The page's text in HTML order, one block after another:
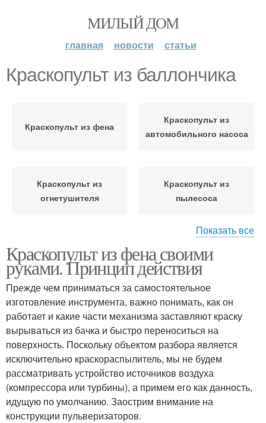
МИЛЫЙ ДОМ
главная новости статьи
Краскопульт из баллончика
Краскопульт из фена
Краскопульт из
автомобильного насоса
Краскопульт из
огнетушителя
Краскопульт из
пылесоса
краскопульт
краскопульт
Вариант из
аэрозольного
баллончика
Краскопульт для
водоэмульсионной
краски
Показать все
Краскопульт из фена своими
руками. Принцип действия
Прежде чем приниматься за самостоятельное
изготовление инструмента, важно понимать, как он
работает и какие части механизма заставляют краску
вырываться из бачка и быстро переноситься на
поверхность. Поскольку объектом разбора является
исключительно краскораспылитель, мы не будем
рассматривать устройство источников воздуха
(компрессора или турбины), а примем его как данность,
идущую по умолчанию. Заострим внимание на
конструкции пульверизаторов.